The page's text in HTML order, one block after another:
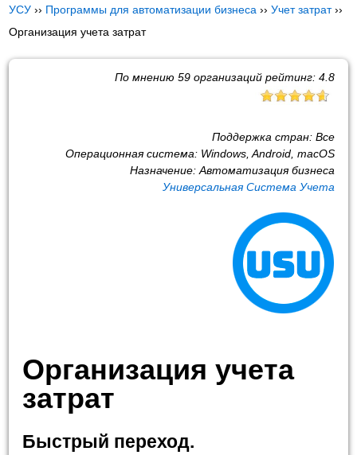
УСУ ›› Программы для автоматизации бизнеса ››Учет затрат››
Организация учета затрат
По мнению 59организаций рейтинг: 4.8
Поддержка стран: Все
Операционная система: Windows, Android, macOS
Назначение: Автоматизация бизнеса
Универсальная Система Учета
Организация учета
затрат
Быстрый переход.